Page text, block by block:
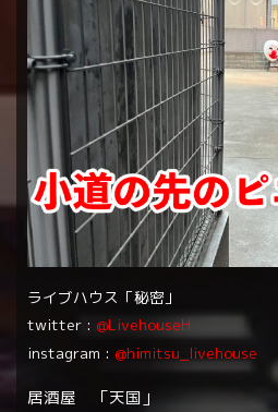
ライブハウス「秘密」
twitter : @LivehouseH
instagram : @himitsu_livehouse
居酒屋 「天国」